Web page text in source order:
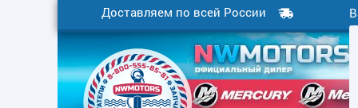
Доставляем по всей России